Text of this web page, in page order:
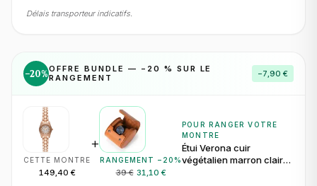
Délais transporteur indicatifs.
−20%OFFRE BUNDLE — − 20 % SUR LE
RANGEMENT
−7,90 €
CETTE MONTRE
149,40 €
+
RANGEMENT − 20 %
39 € 31,10 €
POUR RANGER VOTRE
MONTRE
Étui Verona cuir
végétalien marron clair